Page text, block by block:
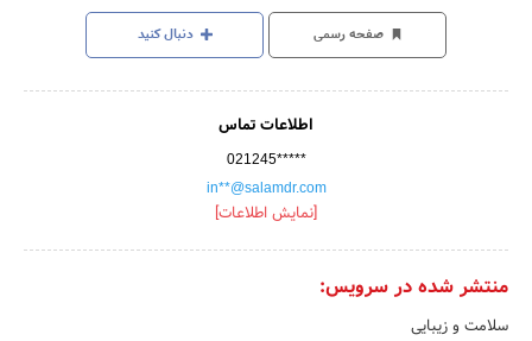
صفحه رسمی دنبال کنید
اطلاعات تماس
021245*****
in**@salamdr.com
[نمایش اطلاعات]
منتشر شده در سرویس:
سلامت و زیبایی